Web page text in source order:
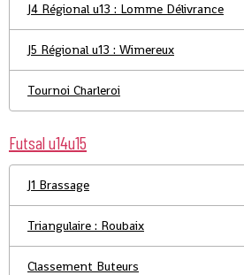
J4 Régional u13 : Lomme Délivrance
J5 Régional u13 : Wimereux
Tournoi Charleroi
Futsal u14u15
J1 Brassage
Triangulaire : Roubaix
Classement Buteurs